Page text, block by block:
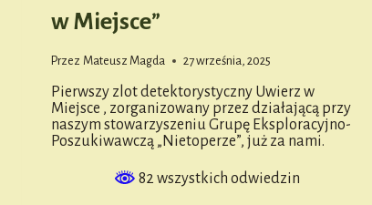
w Miejsce”
Przez Mateusz Magda 27 września, 2025
Pierwszy zlot detektorystyczny Uwierz w
Miejsce , zorganizowany przez działającą przy
naszym stowarzyszeniu Grupę Eksploracyjno-
Poszukiwawczą „Nietoperze”, już za nami.
82 wszystkich odwiedzin